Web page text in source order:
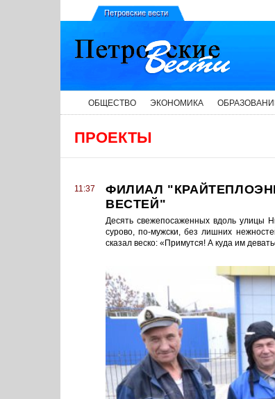
Петровские вести
ОБЩЕСТВО ЭКОНОМИКА
ПРОЕКТЫ
11:37
ФИЛИАЛ
ВЕСТЕЙ"
Десять свежепосаженных вдоль улицы
сурово, по-мужски, без лишних
сказал веско: «Примутся! А куда им